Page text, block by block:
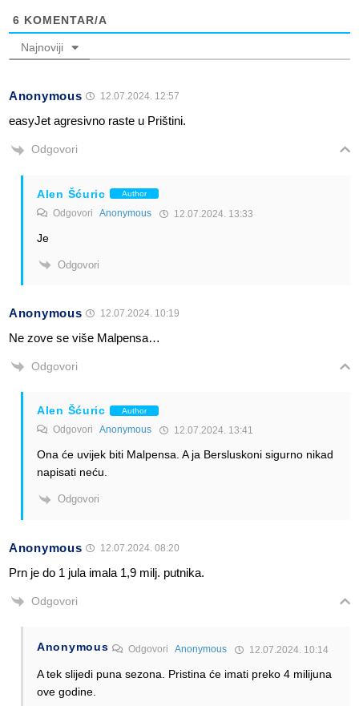
6 KOMENTAR/A
Najnoviji
Anonymous 12.07.2024. 12:57
easyJet agresivno raste u Prištini.
Odgovori
Alen Šćuric Author
Odgovori Anonymous 12.07.2024. 13:33
Je
Odgovori
Anonymous 12.07.2024. 10:19
Ne zove se više Malpensa…
Odgovori
Alen Šćuric Author
Odgovori Anonymous 12.07.2024. 13:41
Ona će uvijek biti Malpensa. A ja Bersluskoni sigurno nikad
napisati neću.
Odgovori
Anonymous 12.07.2024. 08:20
Prn je do 1 jula imala 1,9 milj. putnika.
Odgovori
Anonymous OdgovoriAnonymous 12.07.2024. 10:14
A tek slijedi puna sezona. Pristina će imati preko 4 milijuna
ove godine.